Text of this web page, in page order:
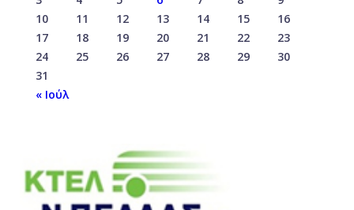
10
11 12 13 14 15
16
17
18 19 20 21 22
23
24
25 26 27 28 29
30
31
« Ιούλ